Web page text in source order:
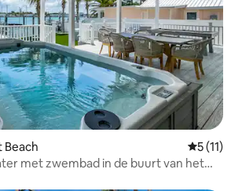
Beach
5 (11)
met zwembad in de buurt van het